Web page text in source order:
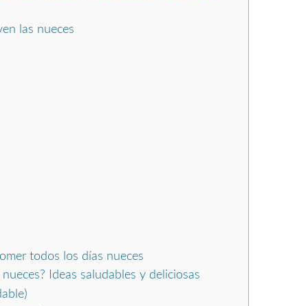
las nueces
todos los días nueces
Ideas saludables y deliciosas